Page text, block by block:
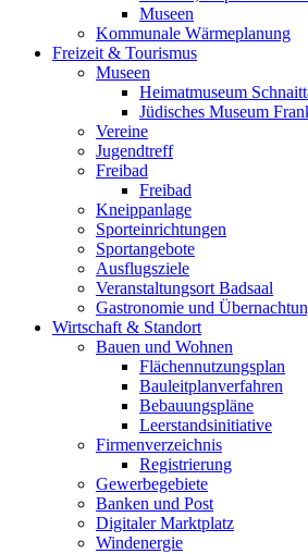
Museen
Kommunale Wärmeplanung
Freizeit & Tourismus
Museen
Heimatmuseum
Jüdisches Museum
Vereine
Jugendtreff
Freibad
Freibad
Kneippanlage
Sporteinrichtungen
Sportangebote
Ausflugsziele
Veranstaltungsort Badsaal
Gastronomie und
Wirtschaft & Standort
Bauen und Wohnen
Flächennutzungsplan
Bauleitplanverfahren
Bebauungspläne
Leerstandsinitiative
Firmenverzeichnis
Registrierung
Gewerbegebiete
Banken und Post
Digitaler Marktplatz
Windenergie